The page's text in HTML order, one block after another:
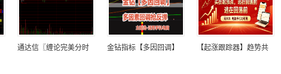
通达信〖缠论完美分时 金钻指标【多因回调】 【起涨跟踪器】趋势共